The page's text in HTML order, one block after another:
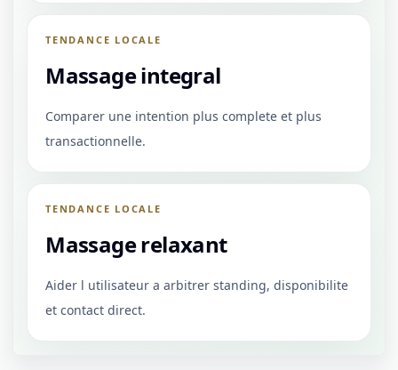
TENDANCE LOCALE
Massage integral
Comparer une intention plus complete et plus
transactionnelle.
TENDANCE LOCALE
Massage relaxant
Aider l utilisateur a arbitrer standing, disponibilite
et contact direct.